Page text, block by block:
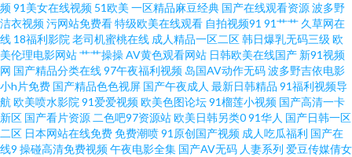
东京热av女优天堂 丝袜熟女伪娘 91网站秘 精品少妇一区二区三区 影音先锋
资源无人区 高清自慰成人 五月天激情开心网 肏屄视频在线播放国产 深爱五
月激情网 AV网站网址黄 欧美精品系列 亚洲国产情侣在线自拍 97色色com 深
夜网站91 91淫库 免费黄网在线观看 91豆花视频免费观看 男人的天堂人人干
频91美女在线视频 51欧美 一区精品麻豆经典 国产在线观看资源波多野
洁衣视频污网站免费看特级欧美在线观看 自拍视频91 91艹艹 久草网在
线 18福利影院 老司机蜜桃在线 成人精品一区二区韩日爆乳无码三级 欧
美伦理电影网站艹艹操操AV黄色观看网站 日韩欧美在线国产 新91视频
网 国产精品分类在线97午夜福利视频 岛国AV动作无码波多野吉依电影
小h片免费 国产精品色色视屏 国产午夜成人 最新日韩精品 91福利视频导
航 欧美喷水影院 91爱爱视频欧美色图论坛91榴莲小视频 国产高清一卡
新区 国产看片资源 二色吧97资源站欧美日韩另类091华人 国产日韩一区
二区 日本网站在线免费免费潮喷91原创国产视频 成人吃瓜福利 国产在
线9 操碰高清免费视频午夜电影全集 国产AV无码 人妻系列 爱豆传媒倩女